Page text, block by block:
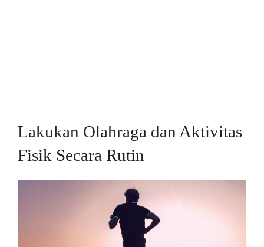
Lakukan Olahraga dan Aktivitas
Fisik Secara Rutin